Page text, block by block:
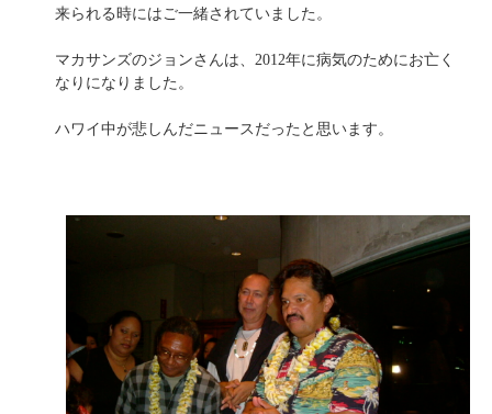
来られる時にはご一緒されていました。
マカサンズのジョンさんは、2012年に病気のためにお亡く
なりになりました。
ハワイ中が悲しんだニュースだったと思います。